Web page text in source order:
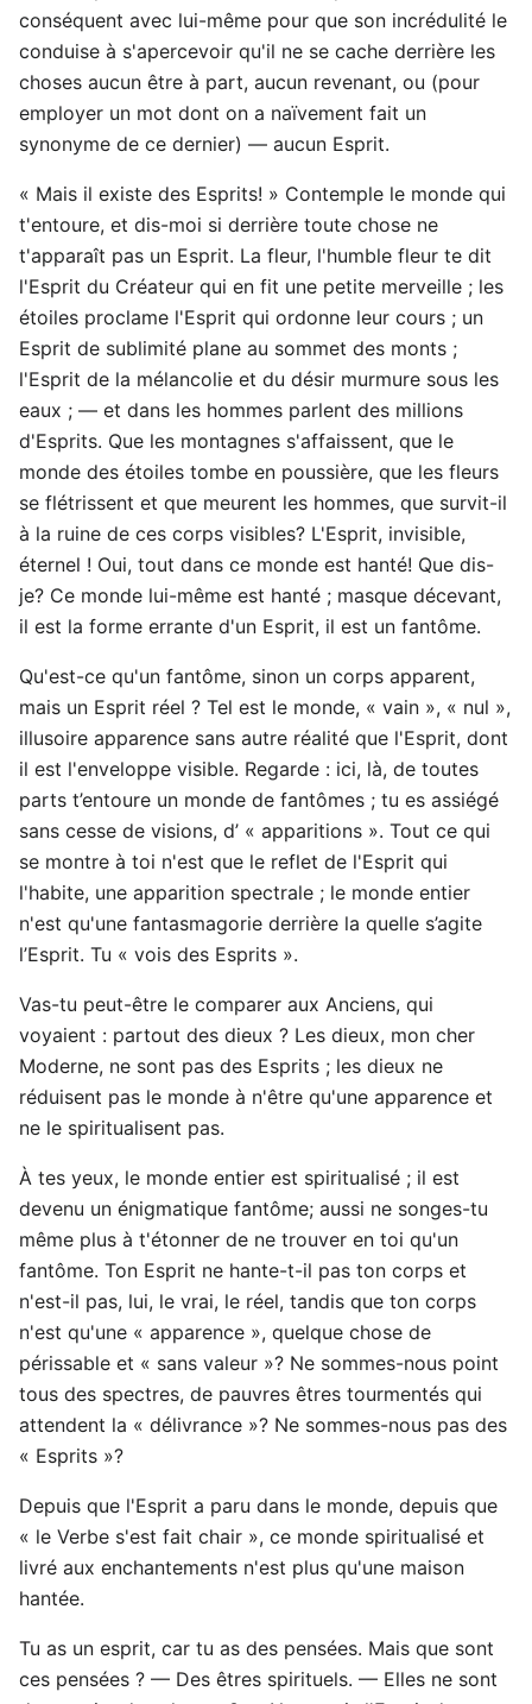
conséquent avec lui-même pour que son incrédulité le
conduise à s'apercevoir qu'il ne se cache derrière les
choses aucun être à part, aucun revenant, ou (pour
employer un mot dont on a naïvement fait un
synonyme de ce dernier) — aucun Esprit.
« Mais il existe des Esprits! » Contemple le monde qui
t'entoure, et dis-moi si derrière toute chose ne
t'apparaît pas un Esprit. La fleur, l'humble fleur te dit
l'Esprit du Créateur qui en fit une petite merveille ; les
étoiles proclame l'Esprit qui ordonne leur cours ; un
Esprit de sublimité plane au sommet des monts ;
l'Esprit de la mélancolie et du désir murmure sous les
eaux ; — et dans les hommes parlent des millions
d'Esprits. Que les montagnes s'affaissent, que le
monde des étoiles tombe en poussière, que les fleurs
se flétrissent et que meurent les hommes, que survit-il
à la ruine de ces corps visibles? L'Esprit, invisible,
éternel ! Oui, tout dans ce monde est hanté! Que dis-
je? Ce monde lui-même est hanté ; masque décevant,
il est la forme errante d'un Esprit, il est un fantôme.
Qu'est-ce qu'un fantôme, sinon un corps apparent,
mais un Esprit réel ? Tel est le monde, « vain », « nul »,
illusoire apparence sans autre réalité que l'Esprit, dont
il est l'enveloppe visible. Regarde : ici, là, de toutes
parts t’entoure un monde de fantômes ; tu es assiégé
sans cesse de visions, d’ « apparitions ». Tout ce qui
se montre à toi n'est que le reflet de l'Esprit qui
l'habite, une apparition spectrale ; le monde entier
n'est qu'une fantasmagorie derrière la quelle s’agite
l’Esprit. Tu « vois des Esprits ».
Vas-tu peut-être le comparer aux Anciens, qui
voyaient : partout des dieux ? Les dieux, mon cher
Moderne, ne sont pas des Esprits ; les dieux ne
réduisent pas le monde à n'être qu'une apparence et
ne le spiritualisent pas.
À tes yeux, le monde entier est spiritualisé ; il est
devenu un énigmatique fantôme; aussi ne songes-tu
même plus à t'étonner de ne trouver en toi qu'un
fantôme. Ton Esprit ne hante-t-il pas ton corps et
n'est-il pas, lui, le vrai, le réel, tandis que ton corps
n'est qu'une « apparence », quelque chose de
périssable et « sans valeur »? Ne sommes-nous point
tous des spectres, de pauvres êtres tourmentés qui
attendent la « délivrance »? Ne sommes-nous pas des
« Esprits »?
Depuis que l'Esprit a paru dans le monde, depuis que
« le Verbe s'est fait chair », ce monde spiritualisé et
livré aux enchantements n'est plus qu'une maison
hantée.
Tu as un esprit, car tu as des pensées. Mais que sont
ces pensées ? — Des êtres spirituels. — Elles ne sont